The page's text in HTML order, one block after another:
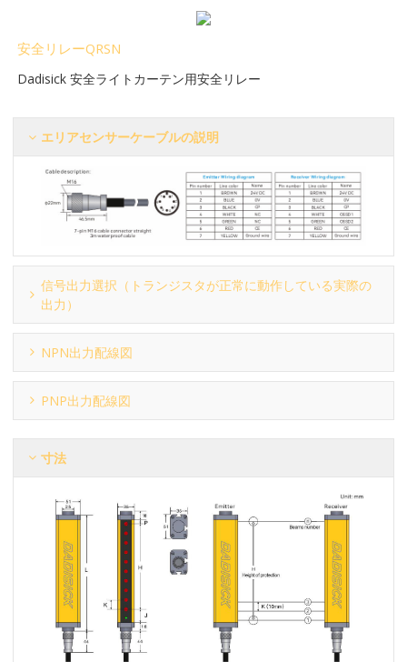
安全リレーQRSN
Dadisick 安全ライトカーテン用安全リレー
エリアセンサーケーブルの説明
信号出力選択（トランジスタが正常に動作している実際の
出力）
NPN出力配線図
PNP出力配線図
寸法